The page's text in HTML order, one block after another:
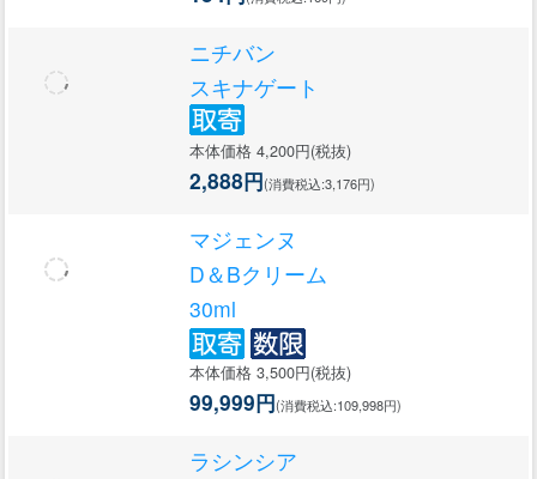
ニチバン
スキナゲート
本体価格 4,200円(税抜)
2,888円(消費税込:3,176円)
マジェンヌ
D＆Bクリーム
30ml
本体価格 3,500円(税抜)
99,999円(消費税込:109,998円)
ラシンシア